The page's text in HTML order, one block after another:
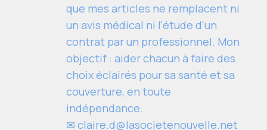
que mes articles ne remplacent ni
un avis médical ni l'étude d'un
contrat par un professionnel. Mon
objectif : aider chacun à faire des
choix éclairés pour sa santé et sa
couverture, en toute
indépendance.
✉ claire.d@lasocietenouvelle.net